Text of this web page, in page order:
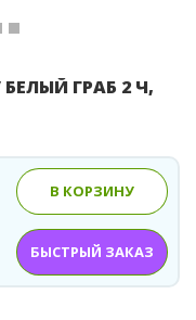
ГРАБ 2 Ч,
В КОРЗИНУ
БЫСТРЫЙ ЗАКАЗ